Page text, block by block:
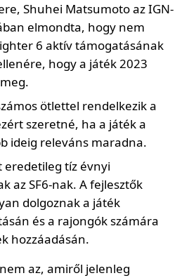
Shuhei Matsumoto az IGN-
elmondta, hogy nem
6 aktív támogatásának
hogy a játék 2023
ötlettel rendelkezik a
szeretné, ha a játék a
ideig releváns maradna.
eredetileg tíz évnyi
az SF6-nak. A fejlesztők
dolgoznak a játék
és a rajongók számára
hozzáadásán.
az, amiről jelenleg